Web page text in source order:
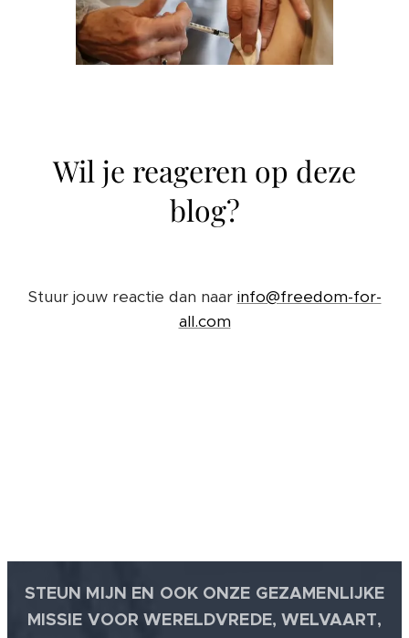
Wil je reageren op deze
blog?
Stuur jouw reactie dan naar info@freedom-for-
all.com
STEUN MIJN EN OOK ONZE GEZAMENLIJKE
MISSIE VOOR WERELDVREDE, WELVAART,